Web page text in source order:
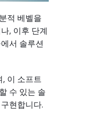
적 베벨을
, 이후 단계
서 솔루션
이 소프트
수 있는 솔
현합니다.